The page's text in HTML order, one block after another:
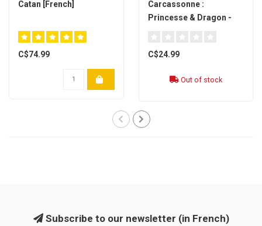
Catan [French]
C$74.99
Carcassonne :
Princesse & Dragon -
C$24.99
Out of stock
Subscribe to our newsletter (in French)